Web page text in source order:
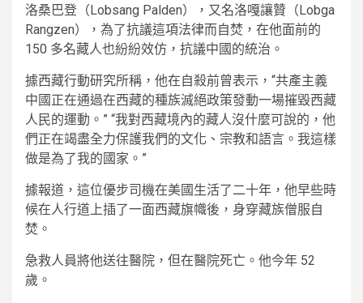
洛桑巴登（Lobsang Palden），又名洛嘎讓贊（Lobga
Rangzen），為了抗議這項法律而自焚，在他面前的
150 多名藏人也紛紛效仿，抗議中國的統治。
據西藏行動研究所稱，他在自殺前曾表示，“共產主義
中國正在通過在西藏的種族滅絕政策發動一場摧毀西藏
人民的運動。” “我對西藏境內的藏人沒什麼可說的，他
們正在竭盡全力保護我們的文化、宗教和語言。我這樣
做是為了我的國家。”
據報道，這位優步司機在美國生活了二十年，他早些時
候在人行道上插了一面西藏旗幟後，身穿藏族僧服自
焚。
急救人員將他送往醫院，但在醫院死亡。他今年 52
歲。